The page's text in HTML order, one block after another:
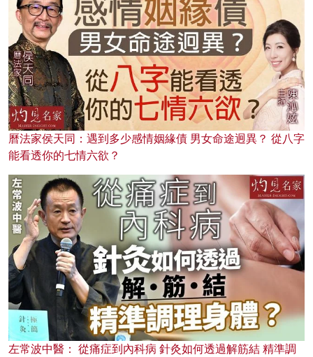
曆法家侯天同：遇到多少感情姻緣債 男女命途迥異？ 從八字
能看透你的七情六欲？
左常波中醫： 從痛症到內科病 針灸如何透過解筋結 精準調